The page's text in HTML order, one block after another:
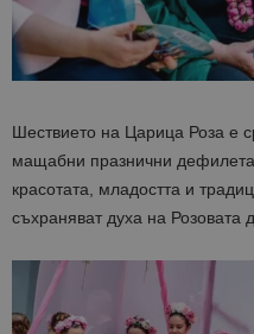
Шествието на Царица Роза е
мащабни празнични
красотата, младостта и
съхраняват духа на Розовата